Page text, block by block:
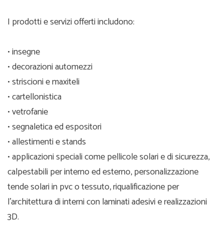
I prodotti e servizi offerti includono:
• insegne
• decorazioni automezzi
• striscioni e maxiteli
• cartellonistica
• vetrofanie
• segnaletica ed espositori
• allestimenti e stands
• applicazioni speciali come pellicole solari e di sicurezza,
calpestabili per interno ed esterno, personalizzazione
tende solari in pvc o tessuto, riqualificazione per
l’architettura di interni con laminati adesivi e realizzazioni
3D.